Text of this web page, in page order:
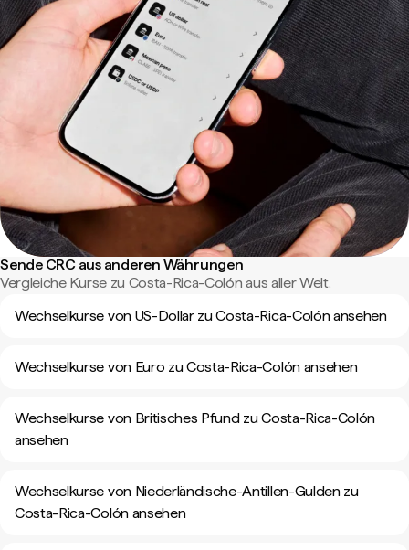
Sende CRC aus anderen Währungen
Vergleiche Kurse zu Costa-Rica-Colón aus aller Welt.
Wechselkurse von US-Dollar zu Costa-Rica-Colón ansehen
Wechselkurse von Euro zu Costa-Rica-Colón ansehen
Wechselkurse von Britisches Pfund zu Costa-Rica-Colón
ansehen
Wechselkurse von Niederländische-Antillen-Gulden zu
Costa-Rica-Colón ansehen